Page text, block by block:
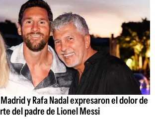
y Rafa Nadal expresaron el dolor de
del padre de Lionel Messi